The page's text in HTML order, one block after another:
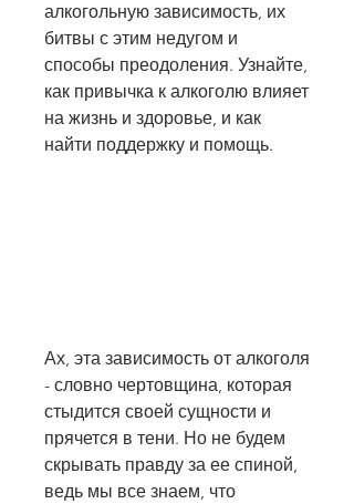
алкогольную зависимость, их
битвы с этим недугом и
способы преодоления. Узнайте,
как привычка к алкоголю влияет
на жизнь и здоровье, и как
найти поддержку и помощь.
Ах, эта зависимость от алкоголя
- словно чертовщина, которая
стыдится своей сущности и
прячется в тени. Но не будем
скрывать правду за ее спиной,
ведь мы все знаем, что